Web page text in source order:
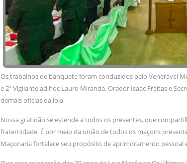
Os trabalhos de banquete foram conduzidos pelo Venerável
e 2º Vigilante ad hoc Lauro Miranda, Orador Isaac Freitas e
demais oficias da loja.
Nossa gratidão se estende a todos os presentes, que
fraternidade. É por meio da união de todos os maçons
Maçonaria fortalece seu propósito de aprimoramento